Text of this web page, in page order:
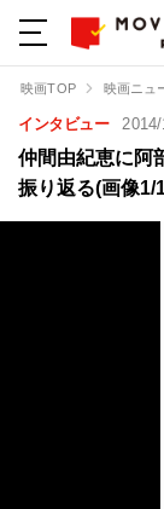
映画TOP 映画ニュ
インタビュー
仲間由紀恵に阿
振り返る(画像1/